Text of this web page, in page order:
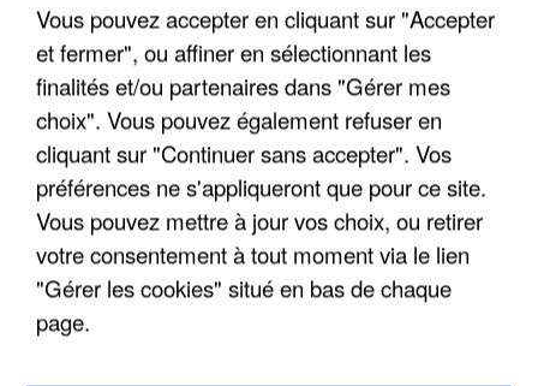
APRÈS TOUTES CES CANICULES, LES REFUGES
DE FAUNE SAUVAGE SONT...
Vous pouvez accepter en cliquant sur "Accepter
et fermer", ou affiner en sélectionnant les
finalités et/ou partenaires dans "Gérer mes
choix". Vous pouvez également refuser en
cliquant sur "Continuer sans accepter". Vos
préférences ne s'appliqueront que pour ce site.
Vous pouvez mettre à jour vos choix, ou retirer
votre consentement à tout moment via le lien
"Gérer les cookies" situé en bas de chaque
page.